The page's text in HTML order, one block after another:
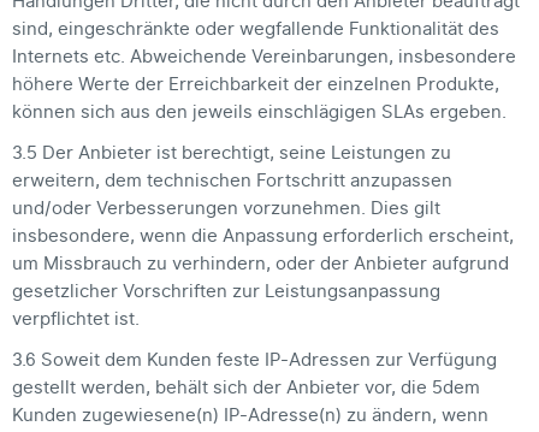
sind, eingeschränkte oder wegfallende Funktionalität des
Internets etc. Abweichende Vereinbarungen, insbesondere
höhere Werte der Erreichbarkeit der einzelnen Produkte,
können sich aus den jeweils einschlägigen SLAs ergeben.
3.5 Der Anbieter ist berechtigt, seine Leistungen zu
erweitern, dem technischen Fortschritt anzupassen
und/oder Verbesserungen vorzunehmen. Dies gilt
insbesondere, wenn die Anpassung erforderlich erscheint,
um Missbrauch zu verhindern, oder der Anbieter aufgrund
gesetzlicher Vorschriften zur Leistungsanpassung
verpflichtet ist.
3.6 Soweit dem Kunden feste IP-Adressen zur Verfügung
gestellt werden, behält sich der Anbieter vor, die 5dem
Kunden zugewiesene(n) IP-Adresse(n) zu ändern, wenn